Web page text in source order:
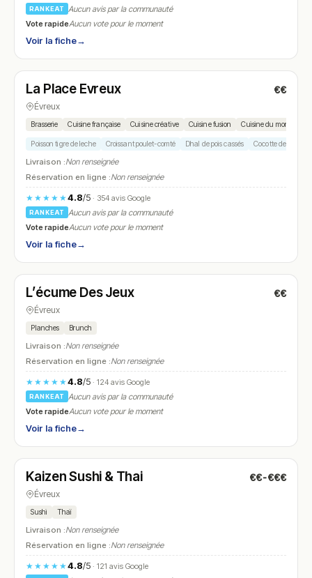
RANKEAT
Aucun avis par la communauté
Vote rapideAucun vote pour le moment
Voir la fiche→
N° 6
La Place Evreux €€
Évreux
Brasserie Cuisine française Cuisine créative Cuisine fusion Cuisine du monde
Poisson tigre de leche Croissant poulet-comté Dhal de pois cassés Cocotte de bœuf
Livraison :Non renseignée
Réservation en ligne :Non renseignée
★★★★★4.8/5· 354 avis Google
RANKEAT
Aucun avis par la communauté
Vote rapideAucun vote pour le moment
Voir la fiche→
N° 7
L’écume Des Jeux €€
Évreux
Planches Brunch
Livraison :Non renseignée
Réservation en ligne :Non renseignée
★★★★★4.8/5· 124 avis Google
RANKEAT
Aucun avis par la communauté
Vote rapideAucun vote pour le moment
Voir la fiche→
N° 8
Kaizen Sushi & Thai €€-€€€
Évreux
Sushi Thaï
Livraison :Non renseignée
Réservation en ligne :Non renseignée
★★★★★4.8/5· 121 avis Google